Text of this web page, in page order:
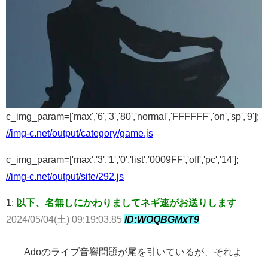
c_img_param=['max','6','3','80','normal','FFFFFF','on','sp','9'];
//img-c.net/output/category/game.js
c_img_param=['max','3','1','0','list','0009FF','off','pc','14'];
//img-c.net/output/site/292.js
1: 以下、名無しにかわりましてネギ速がお送りします
2024/05/04(土) 09:19:03.85 ID:WOQBGMxT9
Adoのライブ音響問題が尾を引いているが、それよ